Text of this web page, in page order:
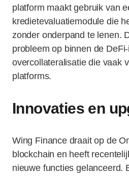
platform maakt gebruik van
kredietevaluatiemodule die
zonder onderpand te lenen.
probleem op binnen de
overcollateralisatie die vaak
platforms.
Innovaties en
Wing Finance draait op de
blockchain en heeft
nieuwe functies gelanceerd.